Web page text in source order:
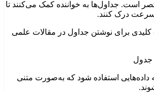
است. جداول‌ها به خواننده کمک می‌کنند تا
درک کنند.
کلیدی برای نوشتن جداول در مقالات علمی
داده‌هایی استفاده شود که به‌صورت متنی